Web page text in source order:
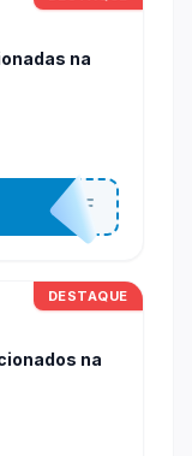
na
TV10OFF
DESTAQUE
na